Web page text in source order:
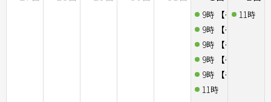
9時
【千葉県市
9時
【千葉県市
9時
【千葉県市
9時
【千葉県市
9時
【千葉県市
11時
11時